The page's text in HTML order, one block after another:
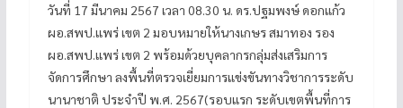
วันที่ 17 มีนาคม 2567 เวลา 08.30 น. ดร.ปฐมพงษ์ ดอกแก้ว
ผอ.สพป.แพร่ เขต 2 มอบหมายให้นางเกษร สมาทอง รอง
ผอ.สพป.แพร่ เขต 2 พร้อมด้วยบุคลากรกลุ่มส่งเสริมการ
จัดการศึกษา ลงพื้นที่ตรวจเยี่ยมการแข่งขันทางวิชาการระดับ
นานาชาติ ประจำปี พ.ศ. 2567(รอบแรก ระดับเขตพื้นที่การ